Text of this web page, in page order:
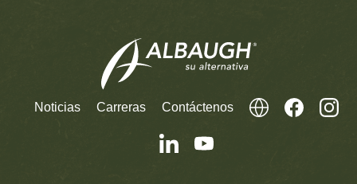
Noticias Carreras Contáctenos